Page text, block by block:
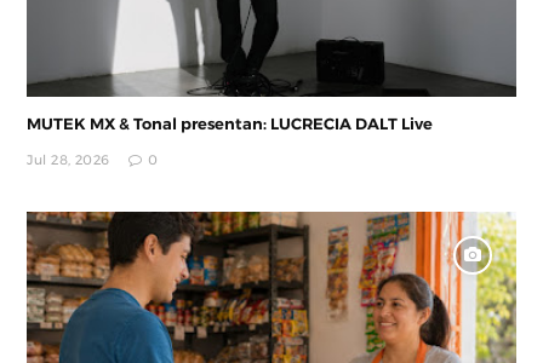
MUTEK MX & Tonal presentan: LUCRECIA DALT Live
Jul 28, 2026 0